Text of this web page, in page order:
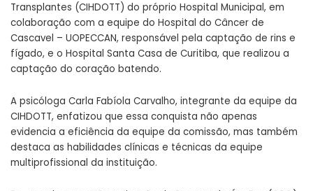
Transplantes (CIHDOTT) do próprio Hospital Municipal, em
colaboração com a equipe do Hospital do Câncer de
Cascavel – UOPECCAN, responsável pela captação de rins e
fígado, e o Hospital Santa Casa de Curitiba, que realizou a
captação do coração batendo.
A psicóloga Carla Fabíola Carvalho, integrante da equipe da
CIHDOTT, enfatizou que essa conquista não apenas
evidencia a eficiência da equipe da comissão, mas também
destaca as habilidades clínicas e técnicas da equipe
multiprofissional da instituição.